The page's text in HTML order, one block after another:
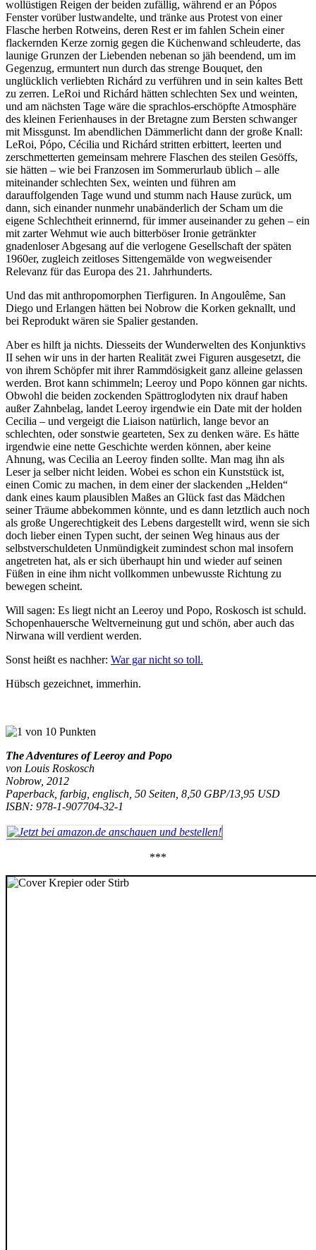
wollüstigen Reigen der beiden zufällig, während er an Pópos
Fenster vorüber lustwandelte, und tränke aus Protest von einer
Flasche herben Rotweins, deren Rest er im fahlen Schein einer
flackernden Kerze zornig gegen die Küchenwand schleuderte, das
launige Grunzen der Liebenden nebenan so jäh beendend, um im
Gegenzug, ermuntert nun durch das strenge Bouquet, den
unglücklich verliebten Richárd zu verführen und in sein kaltes Bett
zu zerren. LeRoi und Richárd hätten schlechten Sex und weinten,
und am nächsten Tage wäre die sprachlos-erschöpfte Atmosphäre
des kleinen Ferienhauses in der Bretagne zum Bersten schwanger
mit Missgunst. Im abendlichen Dämmerlicht dann der große Knall:
LeRoi, Pópo, Cécilia und Richárd stritten erbittert, leerten und
zerschmetterten gemeinsam mehrere Flaschen des steilen Gesöffs,
sie hätten – wie bei Franzosen im Sommerurlaub üblich – alle
miteinander schlechten Sex, weinten und führen am
darauffolgenden Tage wund und stumm nach Hause zurück, um
dann, sich einander nunmehr unabänderlich der Scham um die
eigene Schlechtheit erinnernd, für immer auseinander zu gehen – ein
mit zarter Wehmut wie auch bitterböser Ironie getränkter
gnadenloser Abgesang auf die verlogene Gesellschaft der späten
1960er, zugleich zeitloses Sittengemälde von wegweisender
Relevanz für das Europa des 21. Jahrhunderts.
Und das mit anthropomorphen Tierfiguren. In Angoulême, San
Diego und Erlangen hätten bei Nobrow die Korken geknallt, und
bei Reprodukt wären sie Spalier gestanden.
Aber es hilft ja nichts. Diesseits der Wunderwelten des Konjunktivs
II sehen wir uns in der harten Realität zwei Figuren ausgesetzt, die
von ihrem Schöpfer mit ihrer Rammdösigkeit ganz alleine gelassen
werden. Brot kann schimmeln; Leeroy und Popo können gar nichts.
Obwohl die beiden zockenden Spättroglodyten nix drauf haben
außer Zahnbelag, landet Leeroy irgendwie ein Date mit der holden
Cecilia – und vergeigt die Liaison natürlich, lange bevor an
schlechten, oder sonstwie gearteten, Sex zu denken wäre. Es hätte
irgendwie eine nette Geschichte werden können, aber keine
Ahnung, was Cecilia an Leeroy finden sollte. Man mag ihn als
Leser ja selber nicht leiden. Wobei es schon ein Kunststück ist,
einen Comic zu machen, in dem einer der slackenden „Helden“
dank eines kaum plausiblen Maßes an Glück fast das Mädchen
seiner Träume abbekommen könnte, und es dann letztlich auch noch
als große Ungerechtigkeit des Lebens dargestellt wird, wenn sie sich
doch lieber einen Typen sucht, der seinen Weg hinaus aus der
selbstverschuldeten Unmündigkeit zumindest schon mal insofern
angetreten hat, als er sich überhaupt hin und wieder auf seinen
Füßen in eine ihm nicht vollkommen unbewusste Richtung zu
bewegen scheint.
Will sagen: Es liegt nicht an Leeroy und Popo, Roskosch ist schuld.
Schopenhauersche Weltverneinung gut und schön, aber auch das
Nirwana will verdient werden.
Sonst heißt es nachher: War gar nicht so toll.
Hübsch gezeichnet, immerhin.
The Adventures of Leeroy and Popo
von Louis Roskosch
Nobrow, 2012
Paperback, farbig, englisch, 50 Seiten, 8,50 GBP/13,95 USD
ISBN: 978-1-907704-32-1
***